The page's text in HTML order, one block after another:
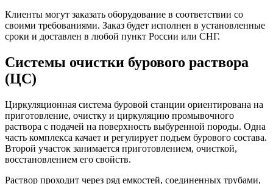
Клиенты могут заказать оборудование в соответствии со
своими требованиями. Заказ будет исполнен в установленные
сроки и доставлен в любой пункт России или СНГ.
Системы очистки бурового раствора
(ЦС)
Циркуляционная система буровой станции ориентирована на
приготовление, очистку и циркуляцию промывочного
раствора с подачей на поверхность выбуренной породы. Одна
часть комплекса качает и регулирует подъем бурового состава.
Второй участок занимается приготовлением, очисткой,
восстановлением его свойств.
Раствор проходит через ряд емкостей, соединенных трубами,